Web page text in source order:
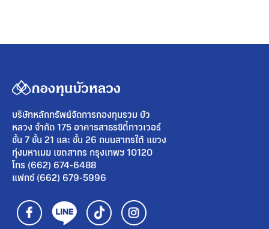
บริษัทหลักทรัพย์จัดการกองทุนรวม บัว
หลวง จำกัด 175 อาคารสาธรซิตี้ทาวเวอร์
ชั้น 7 ชั้น 21 และ ชั้น 26 ถนนสาทรใต้ แขวง
ทุ่งมหาเมฆ เขตสาทร กรุงเทพฯ 10120
โทร (662) 674-6488
แฟกซ์ (662) 679-5996